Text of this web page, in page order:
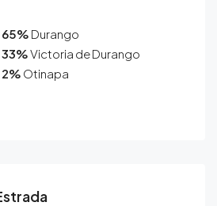
65% Durango
33%Victoria de Durango
2% Otinapa